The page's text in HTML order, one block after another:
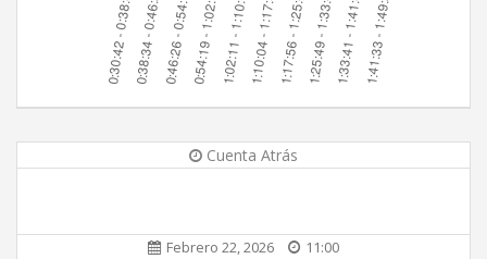
Cuenta Atrás
Febrero 22, 2026 11:00